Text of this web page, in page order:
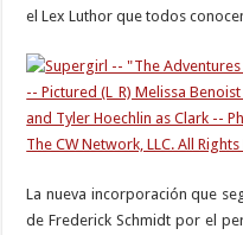
el Lex Luthor que todos
La nueva incorporación que
de Frederick Schmidt por el